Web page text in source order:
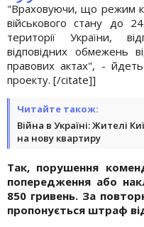
"Враховуючи, що режим
військового стану до
території України,
відповідних обмежень
правових актах", -
проекту. [/citate]]
Читайте також:
Війна в Україні: Жителі
на нову квартиру
Так, порушення
попередження або
850 гривень. За
пропонується штраф